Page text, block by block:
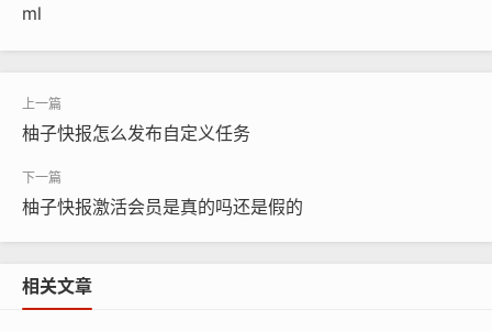
ml
柚子快报怎么发布自定义任务
柚子快报激活会员是真的吗还是假的
相关文章